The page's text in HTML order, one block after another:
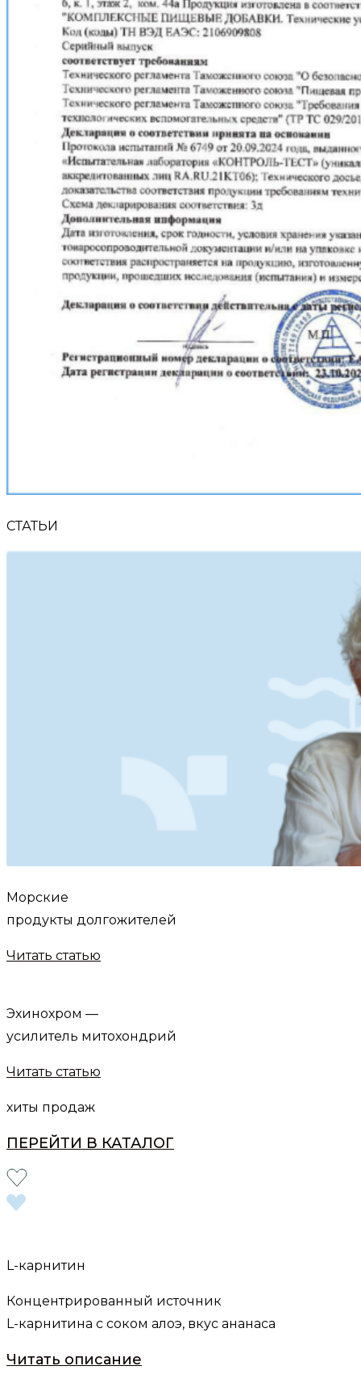
СТАТЬИ
Морские
продукты долгожителей
Читать статью
Эхинохром —
усилитель митохондрий
Читать статью
хиты продаж
ПЕРЕЙТИ В КАТАЛОГ
L-карнитин
Концентрированный источник
L-карнитина с соком алоэ, вкус ананаса
Читать описание